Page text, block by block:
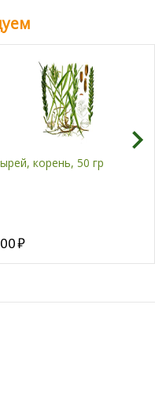
корень, 50 гр